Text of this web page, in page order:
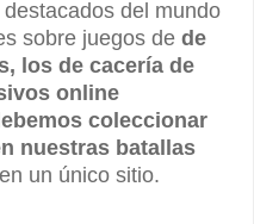
del mundo
sobre juegos de de
los de cacería de
online
coleccionar
nuestras batallas
un único sitio.